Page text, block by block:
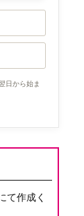
て作成く
日から始ま